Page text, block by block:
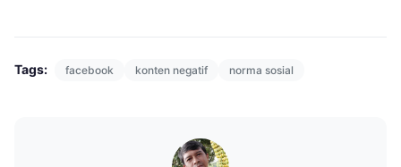
Tags: facebook konten negatif norma sosial